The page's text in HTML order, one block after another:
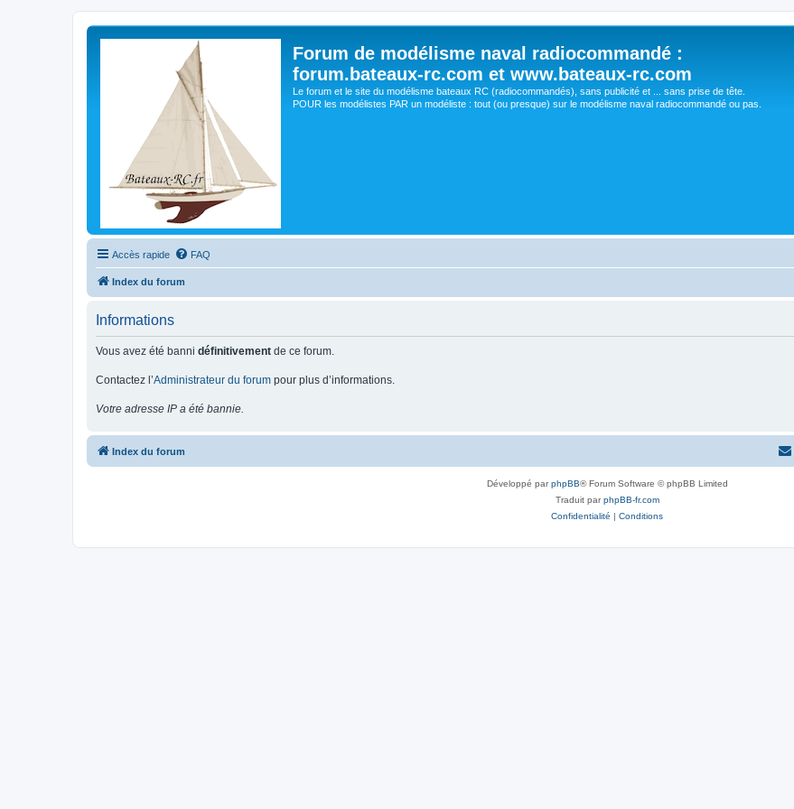
Forum de modélisme naval radiocommandé :
forum.bateaux-rc.com et www.bateaux-rc.com
Le forum et le site du modélisme bateaux RC (radiocommandés), sans publicité et ... sans prise de tête.
POUR les modélistes PAR un modéliste : tout (ou presque) sur le modélisme naval radiocommandé ou pas.
Accès rapide FAQ
Index du forum
Informations
Vous avez été banni définitivement de ce forum.
Contactez l’Administrateur du forum pour plus d’informations.
Votre adresse IP a été bannie.
Index du forum
Développé parphpBB® Forum Software © phpBB Limited
Traduit parphpBB-fr.com
Confidentialité | Conditions